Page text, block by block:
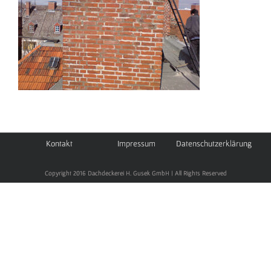
Datenschutzerklärung
Impressum
Kontakt
Copyright 2016 Dachdeckerei H. Gusek GmbH | All Rights Reserved